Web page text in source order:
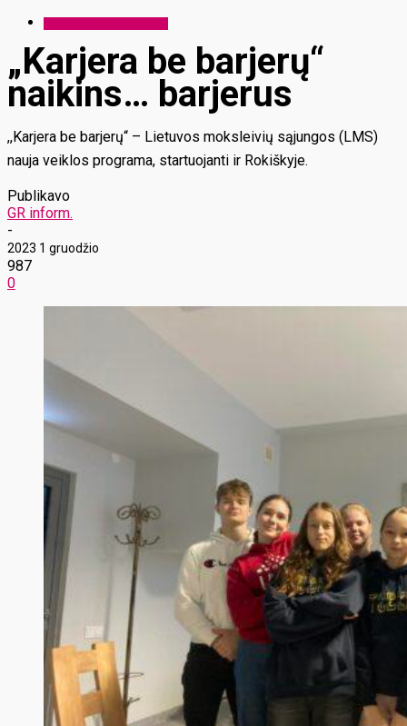
„Karjera be barjerų“
naikins… barjerus
,,Karjera be barjerų“ – Lietuvos moksleivių sąjungos (LMS)
nauja veiklos programa, startuojanti ir Rokiškyje.
Publikavo
GR inform.
-
2023 1 gruodžio
987
0